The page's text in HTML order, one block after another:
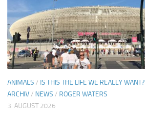
ANIMALS / IS THIS THE LIFE WE REALLY WANT?
ARCHIV/ NEWS / ROGER WATERS
3. AUGUST 2026